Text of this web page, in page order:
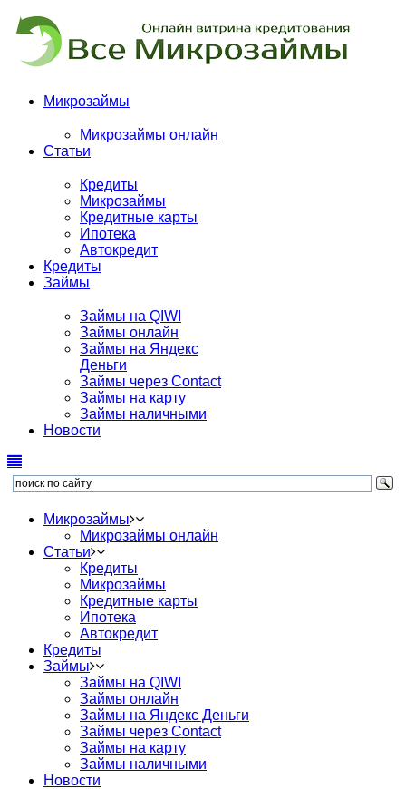
Микрозаймы
Микрозаймы онлайн
Статьи
Кредиты
Микрозаймы
Кредитные карты
Ипотека
Автокредит
Кредиты
Займы
Займы на QIWI
Займы онлайн
Займы на Яндекс
Деньги
Займы через Contact
Займы на карту
Займы наличными
Новости
Микрозаймы
Микрозаймы онлайн
Статьи
Кредиты
Микрозаймы
Кредитные карты
Ипотека
Автокредит
Кредиты
Займы
Займы на QIWI
Займы онлайн
Займы на Яндекс Деньги
Займы через Contact
Займы на карту
Займы наличными
Новости